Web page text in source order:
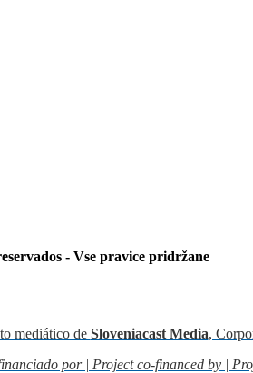
- Vse pravice pridržane
mediático de Sloveniacast Media,
por | Project co-financed by |